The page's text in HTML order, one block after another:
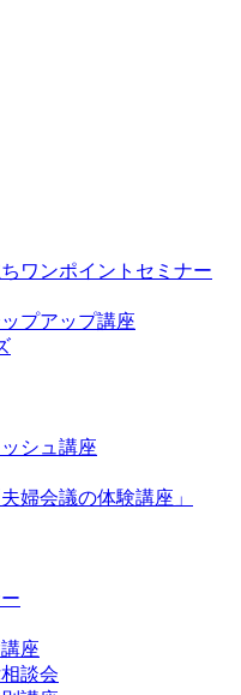
ワンポイントセミナー
プアップ講座
シュ講座
婦会議の体験講座」
座
談会